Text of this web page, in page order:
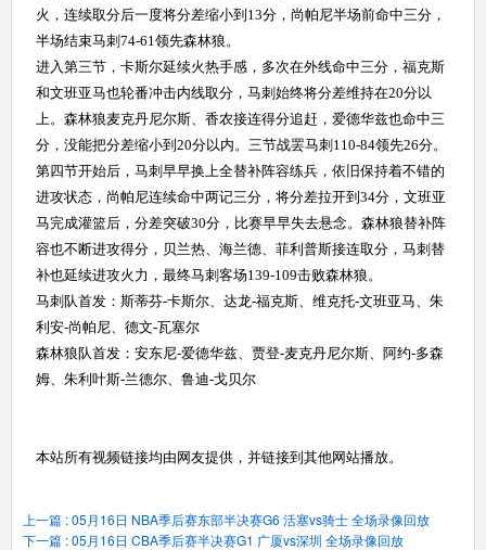
火，连续取分后一度将分差缩小到13分，尚帕尼半场前命中三分，
半场结束马刺74-61领先森林狼。
进入第三节，卡斯尔延续火热手感，多次在外线命中三分，福克斯
和文班亚马也轮番冲击内线取分，马刺始终将分差维持在20分以
上。森林狼麦克丹尼尔斯、香农接连得分追赶，爱德华兹也命中三
分，没能把分差缩小到20分以内。三节战罢马刺110-84领先26分。
第四节开始后，马刺早早换上全替补阵容练兵，依旧保持着不错的
进攻状态，尚帕尼连续命中两记三分，将分差拉开到34分，文班亚
马完成灌篮后，分差突破30分，比赛早早失去悬念。森林狼替补阵
容也不断进攻得分，贝兰热、海兰德、菲利普斯接连取分，马刺替
补也延续进攻火力，最终马刺客场139-109击败森林狼。
马刺队首发：斯蒂芬-卡斯尔、达龙-福克斯、维克托-文班亚马、朱
利安-尚帕尼、德文-瓦塞尔
森林狼队首发：安东尼-爱德华兹、贾登-麦克丹尼尔斯、阿约-多森
姆、朱利叶斯-兰德尔、鲁迪-戈贝尔
本站所有视频链接均由网友提供，并链接到其他网站播放。
上一篇 : 05月16日 NBA季后赛东部半决赛G6 活塞vs骑士 全场录像回放
下一篇 : 05月16日 CBA季后赛半决赛G1 广厦vs深圳 全场录像回放